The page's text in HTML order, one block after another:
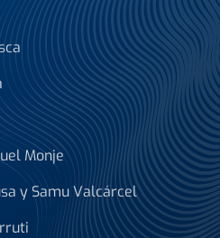
Monje
y Samu Valcárcel